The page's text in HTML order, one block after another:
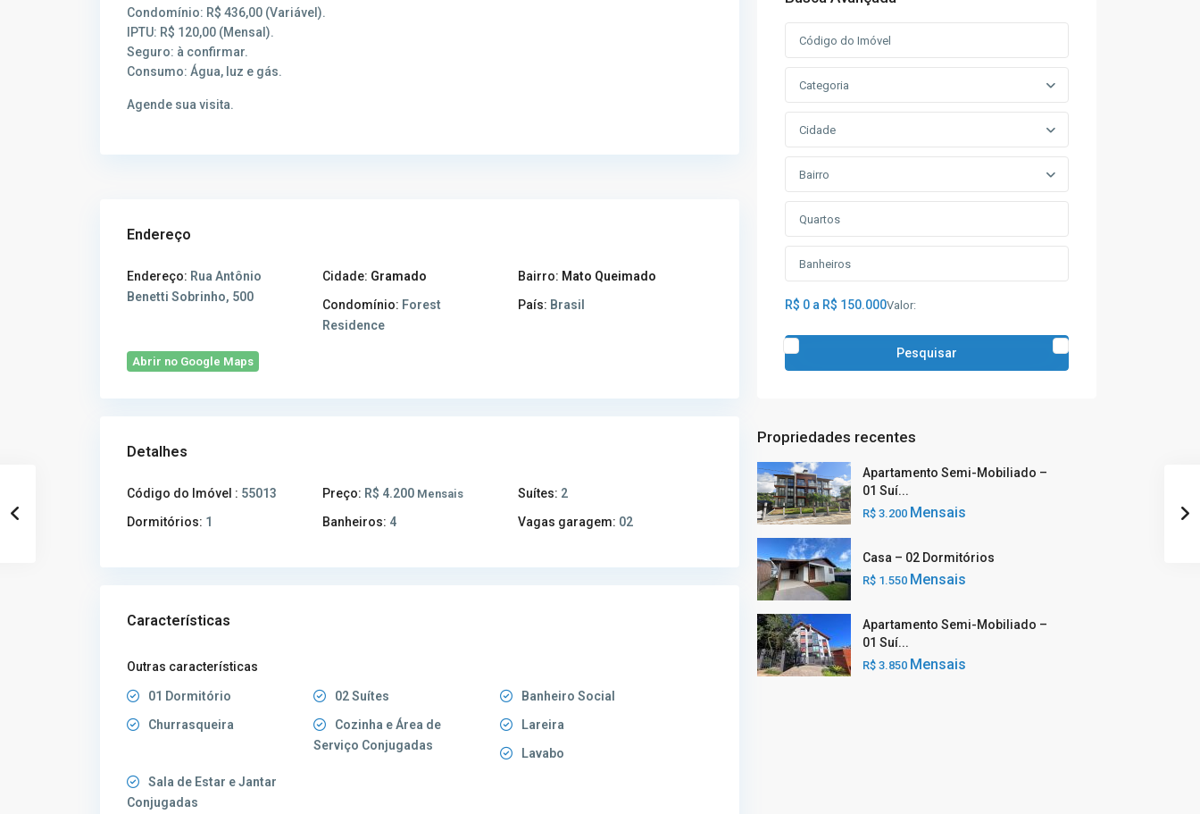
Condomínio: R$ 436,00 (Variável).
IPTU: R$ 120,00 (Mensal).
Seguro: à confirmar.
Consumo: Água, luz e gás.
Agende sua visita.
Endereço
Endereço: Rua Antônio
Benetti Sobrinho, 500
Cidade: Gramado Bairro: Mato Queimado
Condomínio: Forest
Residence
País: Brasil
Abrir no Google Maps
Detalhes
Código do Imóvel : 55013 Preço: R$ 4.200 Mensais Suítes: 2
Dormitórios: 1 Banheiros: 4 Vagas garagem: 02
Características
Outras características
01 Dormitório 02 Suítes
Banheiro Social
Churrasqueira
Cozinha e Área de
Serviço Conjugadas
Lareira
Lavabo
Sala de Estar e Jantar
Conjugadas
Categoria
Cidade
Bairro
Valor:
R$ 0 a R$ 150.000
Pesquisar
Propriedades recentes
Apartamento Semi-Mobiliado –
01 Suí...
R$ 3.200 Mensais
Casa – 02 Dormitórios
R$ 1.550 Mensais
Apartamento Semi-Mobiliado –
01 Suí...
R$ 3.850 Mensais